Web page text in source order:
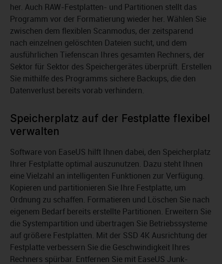
her. Auch RAW-Festplatten- und Partitionen stellt das
Programm vor der Formatierung wieder her. Wählen Sie
zwischen dem flexiblen Scanmodus, der zeitsparend
nach einzelnen gelöschten Dateien sucht, und dem
ausführlichen Tiefenscan Ihres gesamten Rechners, der
Sektor für Sektor des Speichergerätes überprüft. Erstellen
Sie mithilfe des Programms sichere Backups, die den
Datenverlust bereits vorab verhindern.
Speicherplatz auf der Festplatte flexibel
verwalten
Software von EaseUS hilft Ihnen dabei, den Speicherplatz
Ihrer Festplatte optimal auszunutzen. Dazu steht Ihnen
eine Vielzahl an intelligenten Funktionen zur Verfügung.
Kopieren und partitionieren Sie Ihre Festplatte, um
Ordnung zu schaffen. Formatieren und Löschen Sie nach
eigenem Bedarf bereits erstellte Partitionen. Erweitern Sie
die Systempartition und übertragen Sie Betriebssysteme
auf größere Festplatten. Mit der SSD 4K Ausrichtung der
Festplatte verbessern Sie die Geschwindigkeit Ihres
Rechners spürbar. Entfernen Sie mit EaseUS Junk-